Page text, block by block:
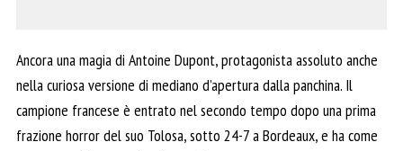
Ancora una magia di Antoine Dupont, protagonista assoluto anche
nella curiosa versione di mediano d’apertura dalla panchina. Il
campione francese è entrato nel secondo tempo dopo una prima
frazione horror del suo Tolosa, sotto 24-7 a Bordeaux, e ha come